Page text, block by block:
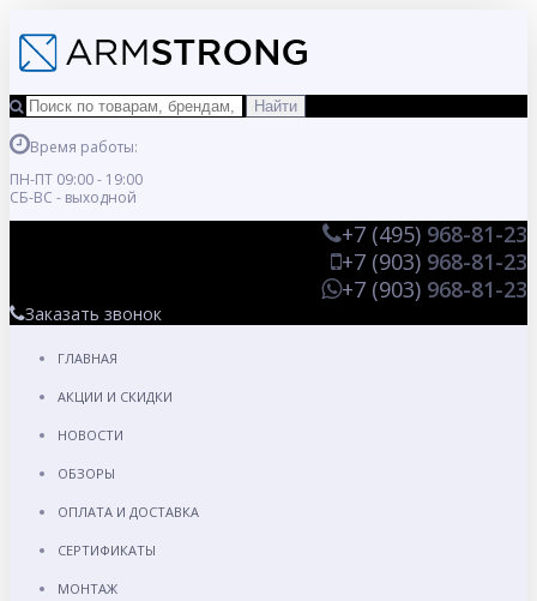
Время работы:
ПН-ПТ 09:00 - 19:00
СБ-ВС - выходной
+7 (495) 968-81-23
+7 (903) 968-81-23
+7 (903) 968-81-23
Заказать звонок
ГЛАВНАЯ
АКЦИИ И СКИДКИ
НОВОСТИ
ОБЗОРЫ
ОПЛАТА И ДОСТАВКА
СЕРТИФИКАТЫ
МОНТАЖ